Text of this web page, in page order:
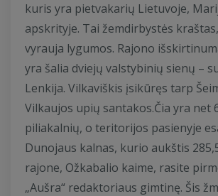
kuris yra pietvakarių Lietuvoje,
apskrityje. Tai žemdirbystės
vyrauja lygumos. Rajono
yra šalia dviejų valstybinių sienų –
Lenkija. Vilkaviškis įsikūręs tarp
Vilkaujos upių santakos.Čia yra net
piliakalnių, o teritorijos pasienyje
Dunojaus kalnas, kurio aukštis
rajone, Ožkabalio kaime, rasite
„Aušra“ redaktoriaus gimtinę. Šis